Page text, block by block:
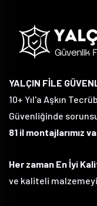
YALÇIN FİLE
10+ Yıl'a Aşkın
Güvenliğinde
81 il montajlarımız
Her zaman En İyi
ve kaliteli malzemeyi